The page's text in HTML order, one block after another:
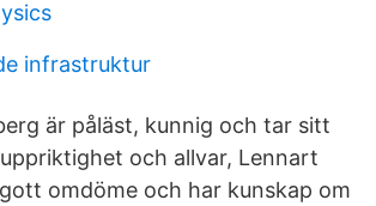
infrastruktur
är påläst, kunnig och tar sitt
och allvar, Lennart
omdöme och har kunskap om